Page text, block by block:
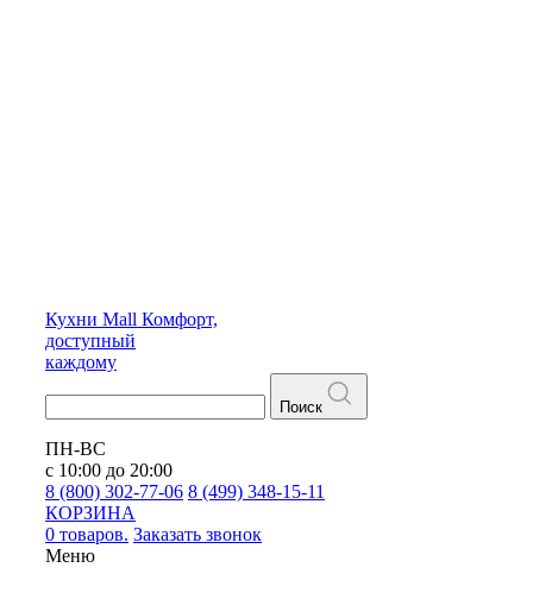
Кухни Mall Комфорт,
доступный
каждому
Поиск
ПН-ВС
с 10:00 до 20:00
8 (800) 302-77-06 8 (499) 348-15-11
КОРЗИНА
0 товаров. Заказать звонок
Меню